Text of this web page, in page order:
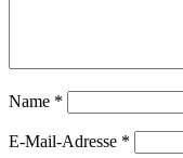
Name *
E-Mail-Adresse *